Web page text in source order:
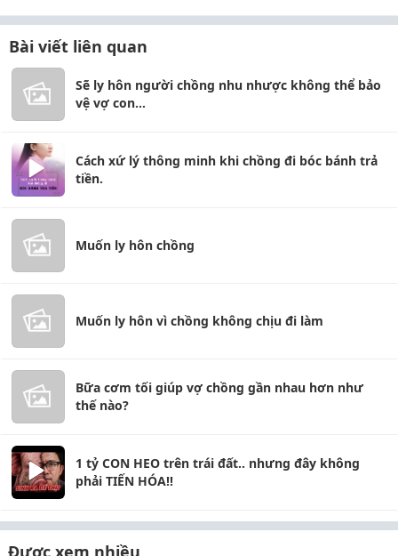
Bài viết liên quan
Sẽ ly hôn người chồng nhu nhược không thể bảo
vệ vợ con...
Cách xứ lý thông minh khi chồng đi bóc bánh trả
tiền.
Muốn ly hôn chồng
Muốn ly hôn vì chồng không chịu đi làm
Bữa cơm tối giúp vợ chồng gần nhau hơn như
thế nào?
1 tỷ CON HEO trên trái đất.. nhưng đây không
phải TIẾN HÓA!!
Được xem nhiều